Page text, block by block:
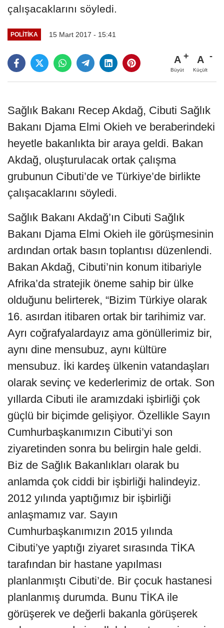
çalışacaklarını söyledi.
POLITIKA 15 Mart 2017 - 15:41
A
Büyüt
A
Küçült
Sağlık Bakanı Recep Akdağ, Cibuti Sağlık
Bakanı Djama Elmi Okieh ve beraberindeki
heyetle bakanlıkta bir araya geldi. Bakan
Akdağ, oluşturulacak ortak çalışma
grubunun Cibuti’de ve Türkiye’de birlikte
çalışacaklarını söyledi.
Sağlık Bakanı Akdağ’ın Cibuti Sağlık
Bakanı Djama Elmi Okieh ile görüşmesinin
ardından ortak basın toplantısı düzenlendi.
Bakan Akdağ, Cibuti’nin konum itibariyle
Afrika’da stratejik öneme sahip bir ülke
olduğunu belirterek, “Bizim Türkiye olarak
16. asırdan itibaren ortak bir tarihimiz var.
Ayrı coğrafyalardayız ama gönüllerimiz bir,
aynı dine mensubuz, aynı kültüre
mensubuz. İki kardeş ülkenin vatandaşları
olarak sevinç ve kederlerimiz de ortak. Son
yıllarda Cibuti ile aramızdaki işbirliği çok
güçlü bir biçimde gelişiyor. Özellikle Sayın
Cumhurbaşkanımızın Cibuti’yi son
ziyaretinden sonra bu belirgin hale geldi.
Biz de Sağlık Bakanlıkları olarak bu
anlamda çok ciddi bir işbirliği halindeyiz.
2012 yılında yaptığımız bir işbirliği
anlaşmamız var. Sayın
Cumhurbaşkanımızın 2015 yılında
Cibuti’ye yaptığı ziyaret sırasında TİKA
tarafından bir hastane yapılması
planlanmıştı Cibuti’de. Bir çocuk hastanesi
planlanmış durumda. Bunu TİKA ile
görüşerek ve değerli bakanla görüşerek